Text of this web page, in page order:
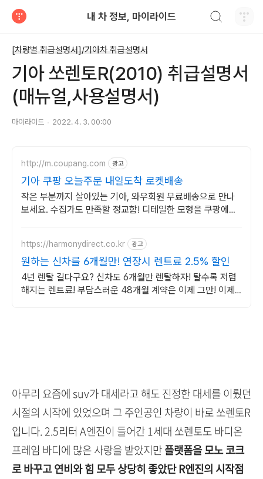
내 차 정보, 마이라이드
[차량별 취급설명서]/기아차 취급설명서
기아 쏘렌토R(2010) 취급설명서
(매뉴얼,사용설명서)
마이라이드 2022. 4. 3. 00:00
http://m.coupang.com 광고
기아 쿠팡 오늘주문 내일도착 로켓배송
작은 부분까지 살아있는 기아, 와우회원 무료배송으로 만나
보세요. 수집가도 만족할 정교함! 디테일한 모형을 쿠팡에서
https://harmonydirect.co.kr 광고
원하는 신차를 6개월만! 연장시 렌트료 2.5% 할인
4년 렌탈 길다구요? 신차도 6개월만 렌탈하자! 탈수록 저렴
해지는 렌트료! 부담스러운 48개월 계약은 이제 그만! 이제
아무리 요즘에 suv가 대세라고 해도 진정한 대세를 이뤘던
시절의 시작에 있었으며 그 주인공인 차량이 바로 쏘렌토R
입니다. 2.5리터 A엔진이 들어간 1세대 쏘렌토도 바디온
프레임 바디에 많은 사랑을 받았지만플랫폼을 모노 코크
로 바꾸고 연비와 힘 모두 상당히 좋았단 R엔진의 시작점